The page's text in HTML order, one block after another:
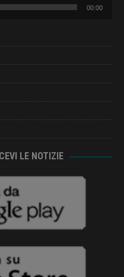
00:00
LE NOTIZIE